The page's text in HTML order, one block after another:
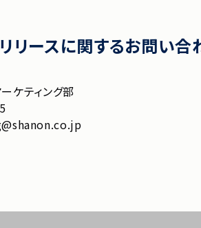
リースに関するお問い合
ケティング部